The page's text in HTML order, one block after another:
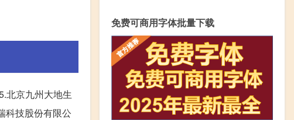
北京九州大地生
科技股份有限公
免费可商用字体批量下载